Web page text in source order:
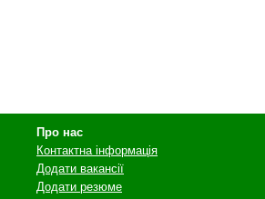
Про нас
Контактна інформація
Додати вакансії
Додати резюме